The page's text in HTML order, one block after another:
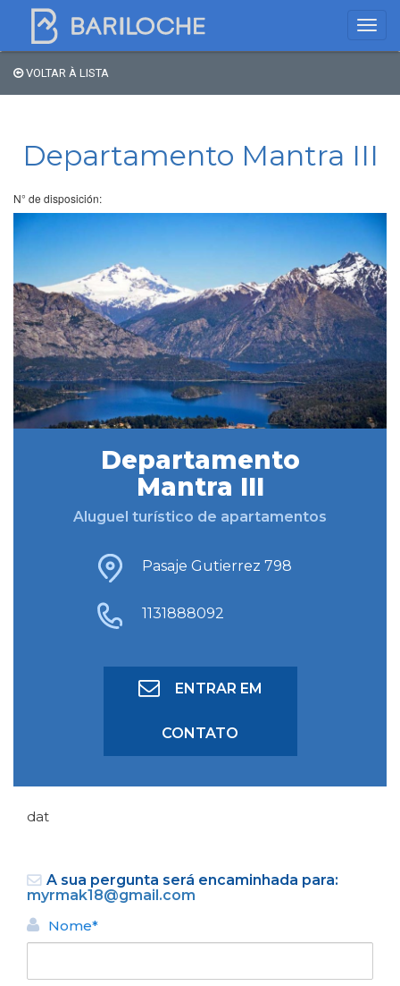
Bariloche
Tipo de hospedagem
Estrelas
Região
BUSCAR HOSPEDAGEM
BUSCA AVANÇADA
VOLTAR
VOLTAR À LISTA
Departamento Mantra III
N° de disposición:
Departamento
Mantra III
Aluguel turístico de apartamentos
Pasaje Gutierrez 798
1131888092
ENTRAR EM
CONTATO
dat
A sua pergunta será encaminhada para:
myrmak18@gmail.com
Nome*